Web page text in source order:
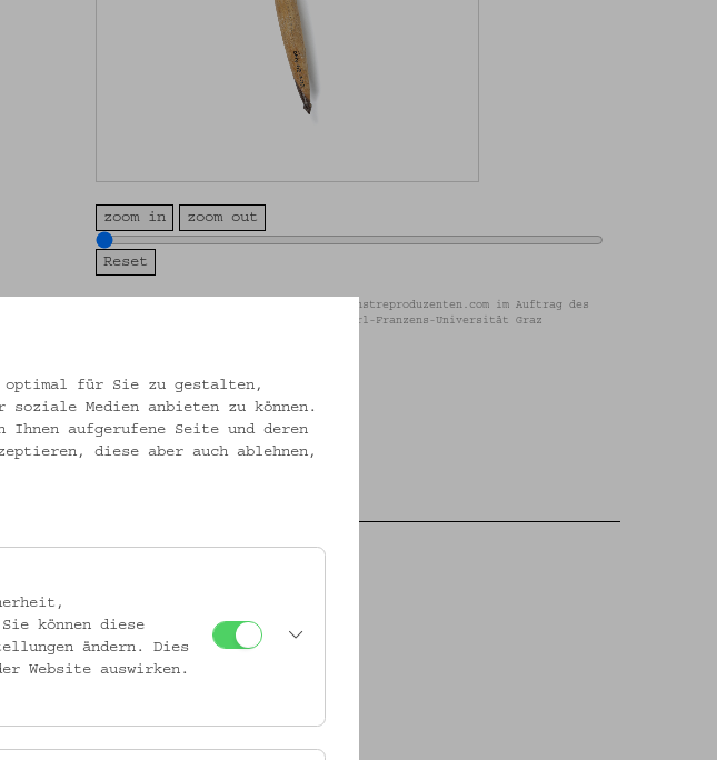
zoom in zoom out
Volkskundemuseum Wien / Foto: www.diekunstreproduzenten.com im Auftrag des
Instituts für Sprachwissenschaft der Karl-Franzens-Universität Graz
19. Jh.
(Holz)
optimal für Sie zu gestalten,
Medien anbieten zu können.
aufgerufene Seite und deren
diese aber auch ablehnen,
können diese
ändern. Dies
Website auswirken.